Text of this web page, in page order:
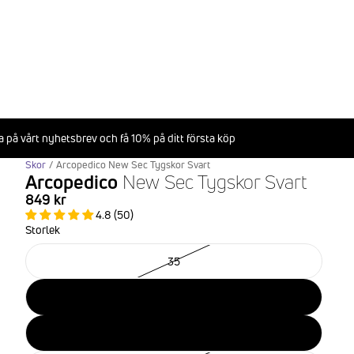
på vårt nyhetsbrev och få 10% på ditt första köp
Skor / Arcopedico New Sec Tygskor Svart
Arcopedico New Sec Tygskor Svart
849 kr
4.8 (50)
Storlek
35